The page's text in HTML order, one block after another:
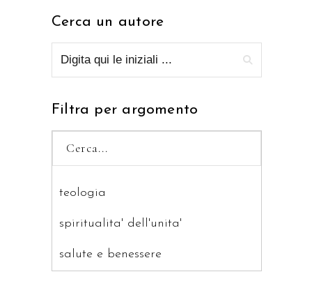
Cerca un autore
Filtra per argomento
teologia
spiritualita' dell'unita'
salute e benessere